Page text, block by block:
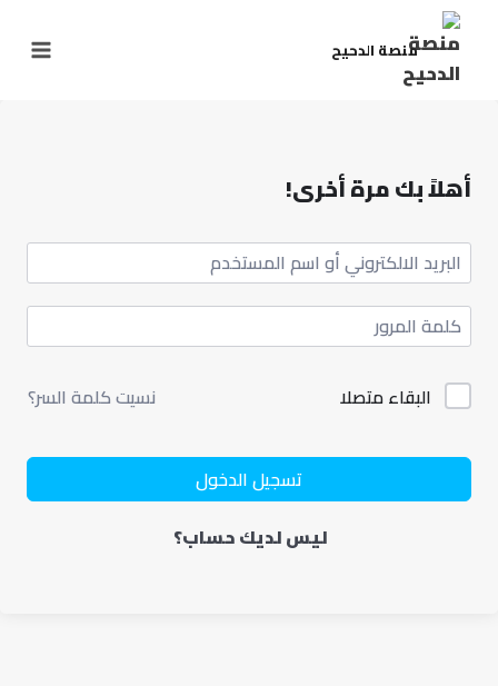
منصة الدحيح
أهلاً بك مرة أخرى!
البقاء متصلا نسيت كلمة السر؟
تسجيل الدخول
ليس لديك حساب؟